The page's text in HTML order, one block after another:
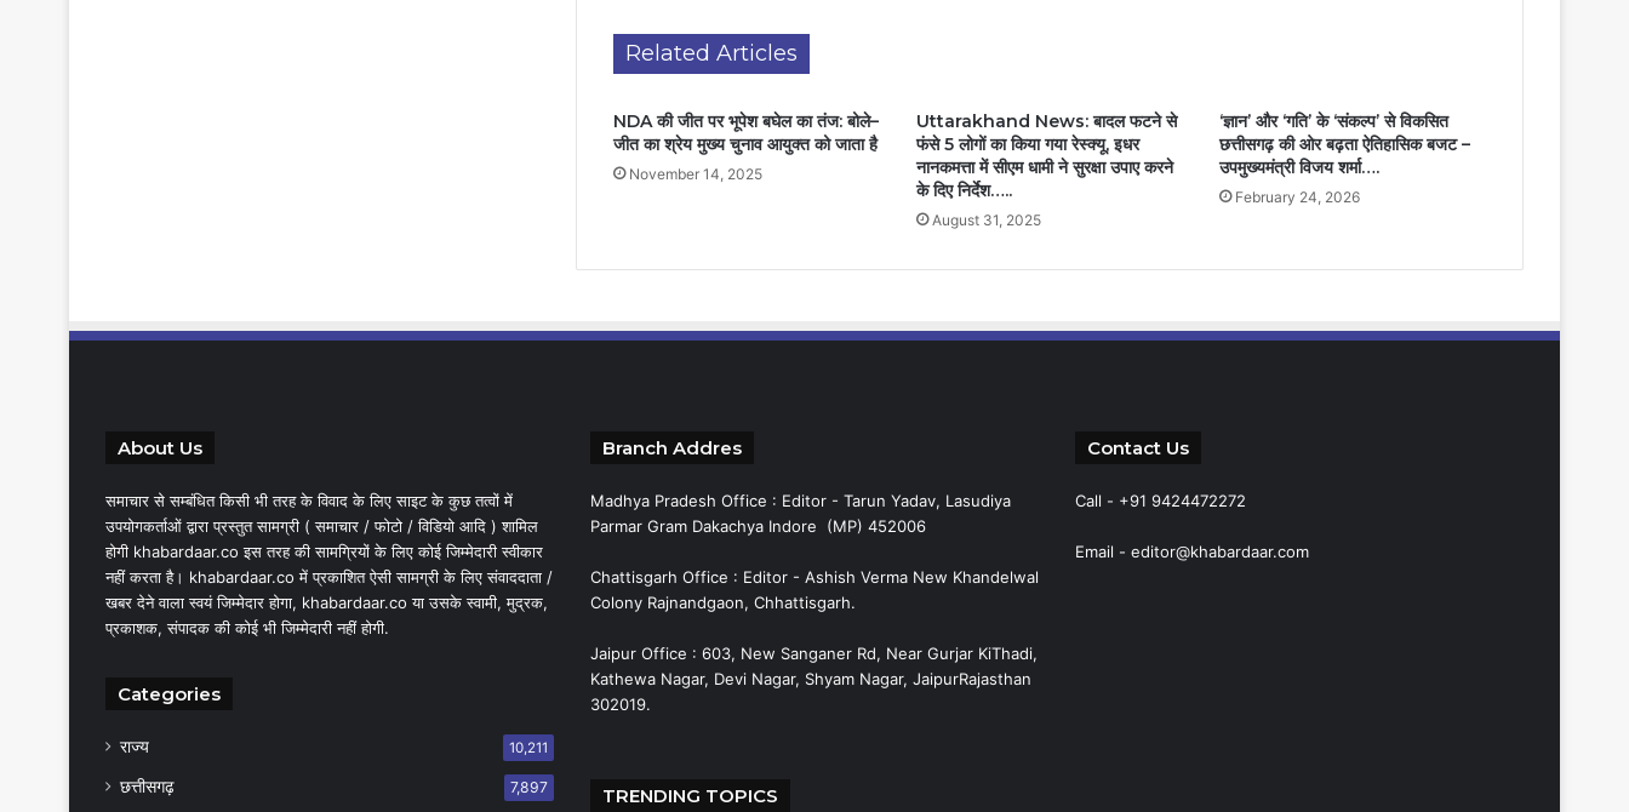
Related Articles
NDA की जीत पर भूपेश बघेल का तंज: बोले–
जीत का श्रेय मुख्य चुनाव आयुक्त को जाता है
November 14, 2025
Uttarakhand News: बादल फटने से
फंसे 5 लोगों का किया गया रेस्क्यू, इधर
नानकमत्ता में सीएम धामी ने सुरक्षा उपाए करने
के दिए निर्देश…..
August 31, 2025
‘ज्ञान’ और ‘गति’ के ‘संकल्प’ से विकसित
छत्तीसगढ़ की ओर बढ़ता ऐतिहासिक बजट –
उपमुख्यमंत्री विजय शर्मा….
February 24, 2026
About Us
समाचार से सम्बंधित किसी भी तरह के विवाद के लिए साइट के कुछ तत्वों में
उपयोगकर्ताओं द्वारा प्रस्तुत सामग्री ( समाचार / फोटो / विडियो आदि ) शामिल
होगी khabardaar.co इस तरह की सामग्रियों के लिए कोई जिम्मेदारी स्वीकार
नहीं करता है। khabardaar.co में प्रकाशित ऐसी सामग्री के लिए संवाददाता /
खबर देने वाला स्वयं जिम्मेदार होगा, khabardaar.co या उसके स्वामी, मुद्रक,
प्रकाशक, संपादक की कोई भी जिम्मेदारी नहीं होगी.
Categories
राज्य 10,211
छत्तीसगढ़ 7,897
Branch Addres
Madhya Pradesh Office : Editor - Tarun Yadav, Lasudiya
Parmar Gram Dakachya Indore (MP) 452006
Chattisgarh Office : Editor - Ashish Verma New Khandelwal
Colony Rajnandgaon, Chhattisgarh.
Jaipur Office : 603, New Sanganer Rd, Near Gurjar KiThadi,
Kathewa Nagar, Devi Nagar, Shyam Nagar, JaipurRajasthan
302019.
TRENDING TOPICS
Contact Us
Call - +91 9424472272
Email - editor@khabardaar.com